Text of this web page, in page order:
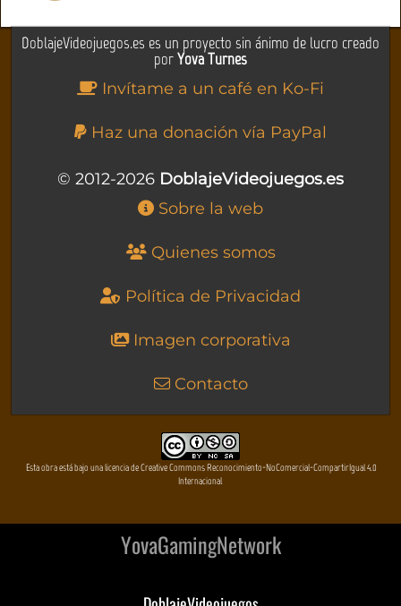
DoblajeVideojuegos.es es un proyecto sin ánimo de lucro creado
porYova Turnes
Invítame a un café en Ko-Fi
Haz una donación vía PayPal
© 2012-2026 DoblajeVideojuegos.es
Sobre la web
Quienes somos
Política de Privacidad
Imagen corporativa
Contacto
Esta obra está bajo una licencia de Creative Commons Reconocimiento-NoComercial-CompartirIgual 4.0
Internacional
YovaGamingNetwork